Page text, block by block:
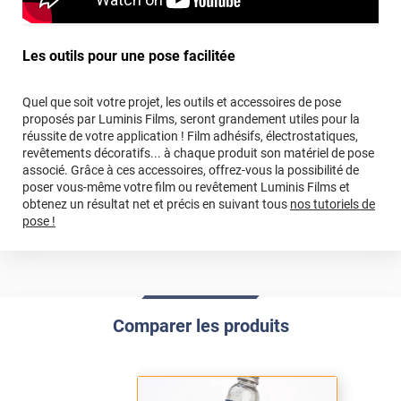
Les outils pour une pose facilitée
Quel que soit votre projet, les outils et accessoires de pose
proposés par Luminis Films, seront grandement utiles pour la
réussite de votre application ! Film adhésifs, électrostatiques,
revêtements décoratifs... à chaque produit son matériel de pose
associé. Grâce à ces accessoires, offrez-vous la possibilité de
poser vous-même votre film ou revêtement Luminis Films et
obtenez un résultat net et précis en suivant tous nos tutoriels de
pose !
Bonjour Olivier, Un grand merci pour votre message !
La solution savonneuse facilite grandement la pose,
et nous sommes heureux qu’elle vous ait permis une
installation sans souci. Bonne journée, L'équipe
Luminis Films
*****
Il y a 310 jours
Perfecto
equipo de Luminis Films
J'ai commandé 4 films et j'ai reçu 4 pellicules de
Comparer les produits